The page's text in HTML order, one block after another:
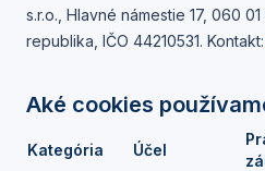
s.r.o. Hlavné námestie 17, 060
republika , IČO 44210531. Kontakt:
Aké cookies
Kategória Účel